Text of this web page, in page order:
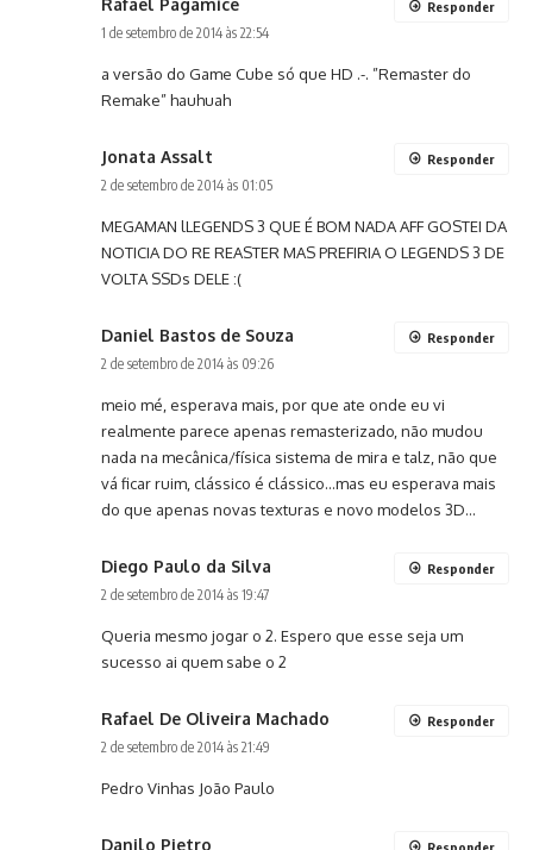
1 de setembro de 2014 às 22:54
a versão do Game Cube só que HD .-. ”Remaster do
Remake” hauhuah
Responder
Jonata Assalt
2 de setembro de 2014 às 01:05
MEGAMAN lLEGENDS 3 QUE É BOM NADA AFF GOSTEI DA
NOTICIA DO RE REASTER MAS PREFIRIA O LEGENDS 3 DE
VOLTA SSDs DELE :(
Responder
Daniel Bastos de Souza
2 de setembro de 2014 às 09:26
meio mé, esperava mais, por que ate onde eu vi
realmente parece apenas remasterizado, não mudou
nada na mecânica/física sistema de mira e talz, não que
vá ficar ruim, clássico é clássico…mas eu esperava mais
do que apenas novas texturas e novo modelos 3D…
Responder
Diego Paulo da Silva
2 de setembro de 2014 às 19:47
Queria mesmo jogar o 2. Espero que esse seja um
sucesso ai quem sabe o 2
Responder
Rafael De Oliveira Machado
2 de setembro de 2014 às 21:49
Pedro Vinhas João Paulo
Responder
Danilo Pietro Responder